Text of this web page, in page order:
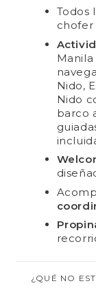
Todos
chofer
Nido,
Nido
barco
¿QUÉ NO